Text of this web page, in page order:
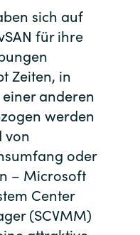
sich auf
für ihre
Zeiten, in
anderen
werden
von
oder
– Microsoft
Center
(SCVMM)